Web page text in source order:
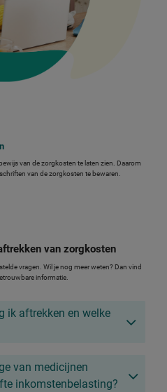
van de zorgkosten te laten zien. Daarom
van de zorgkosten te bewaren.
van zorgkosten
vragen. Wil je nog meer weten? Dan vind
informatie.
ik aftrekken en welke
van medicijnen
inkomstenbelasting?